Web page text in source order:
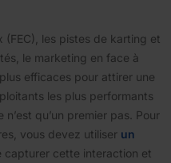
(FEC), les pistes de karting et
le marketing en face à
efficaces pour attirer une
les plus performants
qu’un premier pas. Pour
vous devez utiliser un
capturer cette interaction et